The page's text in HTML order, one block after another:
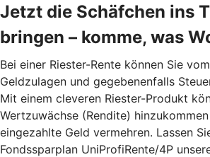
Jetzt die Schäfchen ins
bringen – komme, was
Bei einer Riester-Rente können Sie
Geldzulagen und gegebenenfalls
Mit einem cleveren Riester-Produkt
Wertzuwächse (Rendite)
eingezahlte Geld vermehren. Lassen
Fondssparplan UniProfiRente/4P